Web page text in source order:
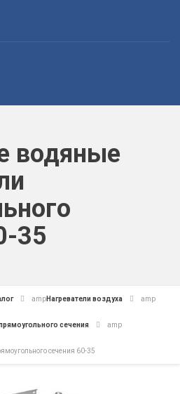
водяные
35
ampНагреватели воздуха amp
сечения amp
сечения 60-35